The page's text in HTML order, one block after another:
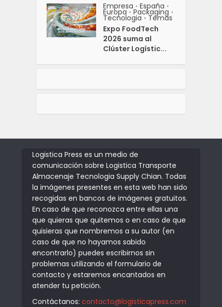
Empresa • España •
Europa • Packaging •
Tecnologia • Temas
Expo FoodTech
2026 suma al
Clúster Logístic...
Logistica Press es un medio de
comunicación sobre Logistica Transporte
Almacenaje Tecnologia Supply Chian. Todas
la imágenes presentes en esta web han sido
recogidas en bancos de imágenes gratuitos.
En caso de que reconozca entre ellas una
que quieras que quitemos o en caso de que
quisieras que nombremos a su autor (en
caso de que no hayamos sabido
encontrarlo) puedes escribirnos sin
problemas utilizando el formulario de
contacto y estaremos encantados en
atender tu petición.
Contáctanos: contacto@logisticapress.com